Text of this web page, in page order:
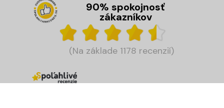
90% spokojnosť
zákazníkov
(Na základe 1178 recenzií)